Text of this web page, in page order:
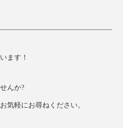
ます！
んか?
気軽にお尋ねください。